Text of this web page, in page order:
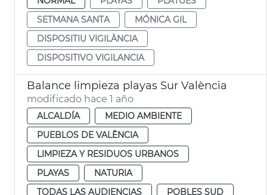
SETMANA SANTA
MÓNICA GIL
DISPOSITIU VIGILÀNCIA
DISPOSITIVO VIGILANCIA
Balance limpieza playas Sur València
modificado hace 1 año
ALCALDÍA
MEDIO AMBIENTE
PUEBLOS DE VALÈNCIA
LIMPIEZA Y RESIDUOS URBANOS
PLAYAS
NATURIA
TODAS LAS AUDIENCIAS
POBLES SUD